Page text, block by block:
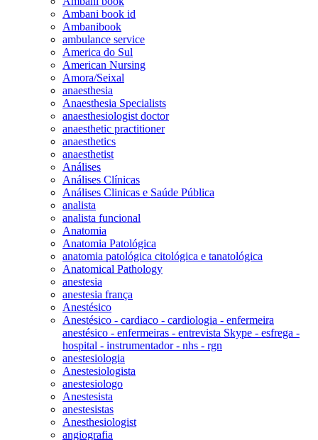
Ambani book id
Ambanibook
ambulance service
America do Sul
American Nursing
Amora/Seixal
anaesthesia
Anaesthesia Specialists
anaesthesiologist doctor
anaesthetic practitioner
anaesthetics
anaesthetist
Análises
Análises Clínicas
Análises Clinicas e Saúde Pública
analista
analista funcional
Anatomia
Anatomia Patológica
anatomia patológica citológica e tanatológica
Anatomical Pathology
anestesia
anestesia frança
Anestésico
Anestésico - cardiaco - cardiologia - enfermeira
anestésico - enfermeiras - entrevista Skype - esfrega -
hospital - instrumentador - nhs - rgn
anestesiologia
Anestesiologista
anestesiologo
Anestesista
anestesistas
Anesthesiologist
angiografia